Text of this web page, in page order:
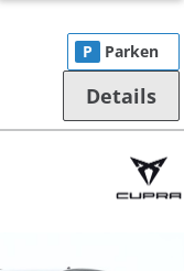
P Parken
Details